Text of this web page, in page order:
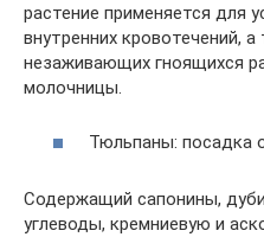
растение применяется для
внутренних кровотечений,
незаживающих гноящихся
молочницы.
Тюльпаны: посадка
Содержащий сапонины,
углеводы, кремниевую и